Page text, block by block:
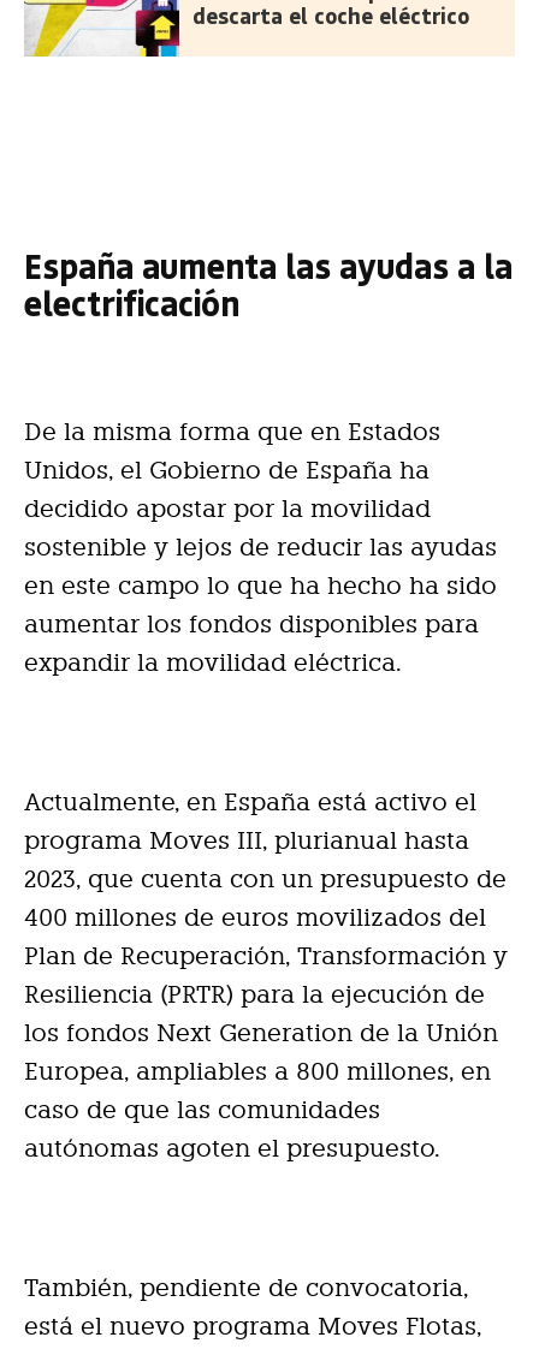
descarta el coche eléctrico
España aumenta las ayudas a la
electrificación
De la misma forma que en Estados
Unidos, el Gobierno de España ha
decidido apostar por la movilidad
sostenible y lejos de reducir las ayudas
en este campo lo que ha hecho ha sido
aumentar los fondos disponibles para
expandir la movilidad eléctrica.
Actualmente, en España está activo el
programa Moves III, plurianual hasta
2023, que cuenta con un presupuesto de
400 millones de euros movilizados del
Plan de Recuperación, Transformación y
Resiliencia (PRTR) para la ejecución de
los fondos Next Generation de la Unión
Europea, ampliables a 800 millones, en
caso de que las comunidades
autónomas agoten el presupuesto.
También, pendiente de convocatoria,
está el nuevo programa Moves Flotas,